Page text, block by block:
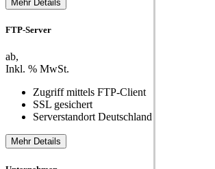
Mehr Details
FTP-Server
ab,
Inkl. % MwSt.
Zugriff mittels FTP-Client
SSL gesichert
Serverstandort Deutschland
Mehr Details